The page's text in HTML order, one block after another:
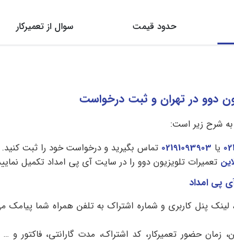
حدود قیمت سوال از تعمیرکار
دوو در تهران و ثبت درخواست
به شرح زیر است:
یا 02191093903 تماس بگیرید و درخواست خود را ثبت کنید.
تعمیرات تلویزیون دوو را در سایت آی پی امداد تکمیل
پی امداد
پنل کاربری و شماره اشتراک به تلفن همراه شما پیامک
زمان حضور تعمیرکار، کد اشتراک، مدت گارانتی، فاکتور و …